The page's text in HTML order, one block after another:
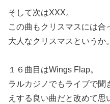
そして次はXXX。
この曲もクリスマスには合
大人なクリスマスというか。
１６曲目はWings Flap。
ラルカジノでもライブで聞
えする良い曲だと改めて思